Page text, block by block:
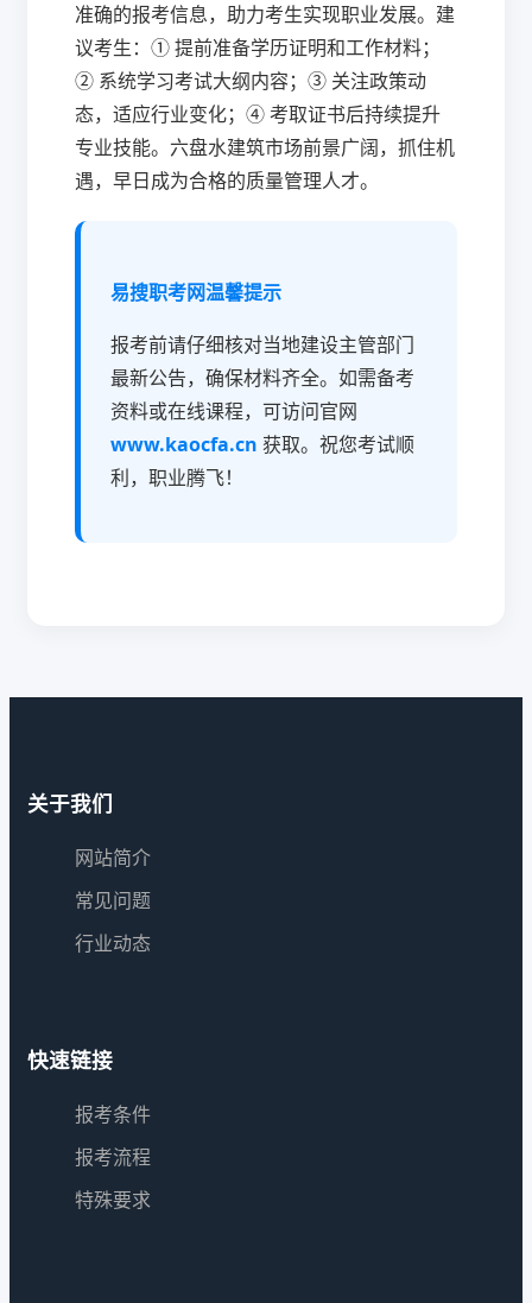
准确的报考信息，助力考生实现职业发展。建
议考生：① 提前准备学历证明和工作材料；
② 系统学习考试大纲内容；③ 关注政策动
态，适应行业变化；④ 考取证书后持续提升
专业技能。六盘水建筑市场前景广阔，抓住机
遇，早日成为合格的质量管理人才。
易搜职考网温馨提示
报考前请仔细核对当地建设主管部门
最新公告，确保材料齐全。如需备考
资料或在线课程，可访问官网
www.kaocfa.cn 获取。祝您考试顺
利，职业腾飞！
关于我们
网站简介
常见问题
行业动态
快速链接
报考条件
报考流程
特殊要求